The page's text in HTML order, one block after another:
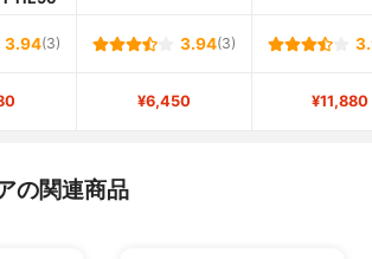
3.94(3) 3.94(3)
¥6,450 ¥11,880
の関連商品